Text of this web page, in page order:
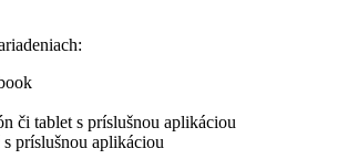
či tablet s príslušnou aplikáciou
s príslušnou aplikáciou